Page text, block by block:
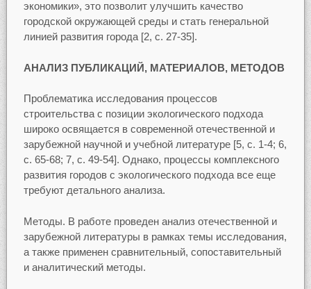
экономики», это позволит улучшить качество
городской окружающей среды и стать генеральной
линией развития города [2, с. 27-35].
АНАЛИЗ ПУБЛИКАЦИЙ, МАТЕРИАЛОВ, МЕТОДОВ
Проблематика исследования процессов
строительства с позиции экологического подхода
широко освящается в современной отечественной и
зарубежной научной и учебной литературе [5, с. 1-4; 6,
с. 65-68; 7, с. 49-54]. Однако, процессы комплексного
развития городов с экологического подхода все еще
требуют детального анализа.
Методы. В работе проведен анализ отечественной и
зарубежной литературы в рамках темы исследования,
а также применен сравнительный, сопоставительный
и аналитический методы.